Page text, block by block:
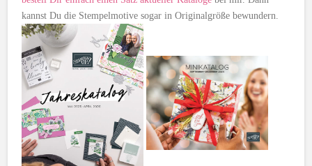
kannst Du die Stempelmotive sogar in Originalgröße bewundern.